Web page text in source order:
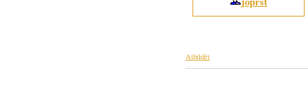
Atbildēt